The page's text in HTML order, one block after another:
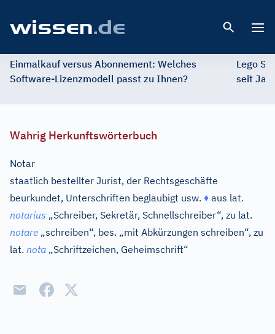
Einmalkauf versus Abonnement: Welches
Software-Lizenzmodell passt zu Ihnen?
Lego
seit
Wahrig Herkunftswörterbuch
Notar
staatlich bestellter Jurist, der Rechtsgeschäfte
beurkundet, Unterschriften beglaubigt usw. ♦ aus lat.
notarius „Schreiber, Sekretär, Schnellschreiber“, zu lat.
notare „schreiben“, bes. „mit Abkürzungen schreiben“, zu
lat. nota „Schriftzeichen, Geheimschrift“